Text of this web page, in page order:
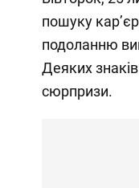
пошуку
подоланню
Деяких
сюрпризи.